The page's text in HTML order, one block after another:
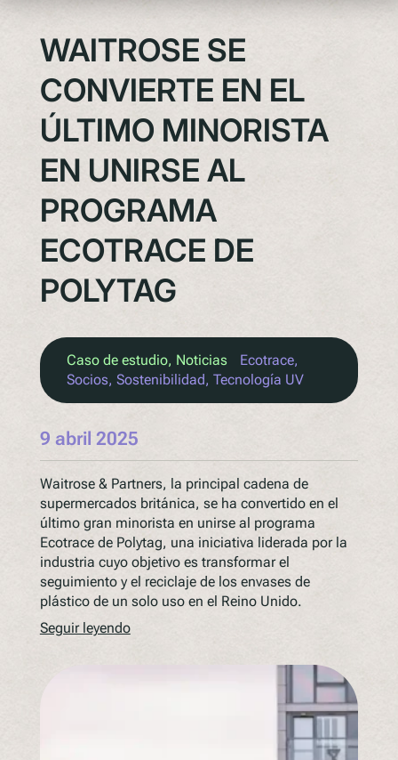
Contacto
Conozca al equipo
Socios
Premios
QR al cuadrado de Polytag
WAITROSE SE
CONVIERTE EN EL
ÚLTIMO MINORISTA
EN UNIRSE AL
PROGRAMA
ECOTRACE DE
POLYTAG
Caso de estudio, Noticias Ecotrace
Socios, Sostenibilidad, Tecnología UV
9 abril 2025
Waitrose & Partners, la principal cadena de
supermercados británica, se ha convertido en el
último gran minorista en unirse al programa
Ecotrace de Polytag, una iniciativa liderada por la
industria cuyo objetivo es transformar el
seguimiento y el reciclaje de los envases de
plástico de un solo uso en el Reino Unido.
Seguir leyendo